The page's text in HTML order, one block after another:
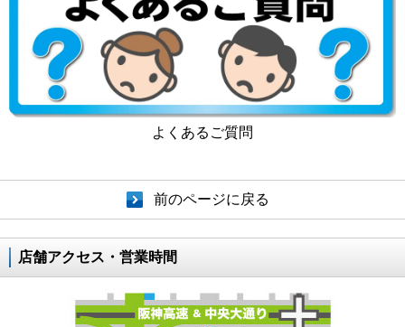
よくあるご質問
前のページに戻る
店舗アクセス・営業時間